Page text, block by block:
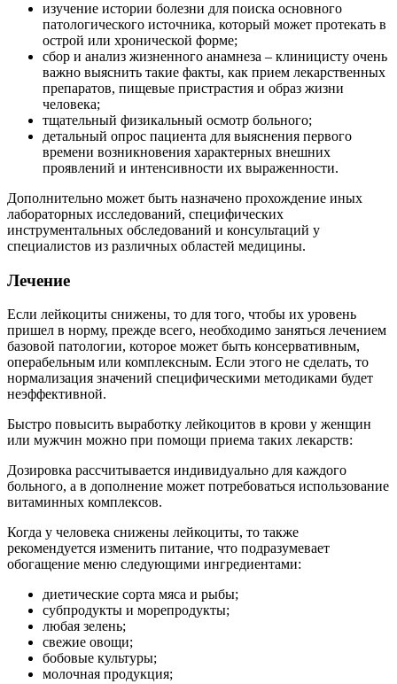
изучение истории болезни для поиска основного
патологического источника, который может протекать в
острой или хронической форме;
сбор и анализ жизненного анамнеза – клиницисту очень
важно выяснить такие факты, как прием лекарственных
препаратов, пищевые пристрастия и образ жизни
человека;
тщательный физикальный осмотр больного;
детальный опрос пациента для выяснения первого
времени возникновения характерных внешних
проявлений и интенсивности их выраженности.
Дополнительно может быть назначено прохождение иных
лабораторных исследований, специфических
инструментальных обследований и консультаций у
специалистов из различных областей медицины.
Лечение
Если лейкоциты снижены, то для того, чтобы их уровень
пришел в норму, прежде всего, необходимо заняться лечением
базовой патологии, которое может быть консервативным,
операбельным или комплексным. Если этого не сделать, то
нормализация значений специфическими методиками будет
неэффективной.
Быстро повысить выработку лейкоцитов в крови у женщин
или мужчин можно при помощи приема таких лекарств:
Дозировка рассчитывается индивидуально для каждого
больного, а в дополнение может потребоваться использование
витаминных комплексов.
Когда у человека снижены лейкоциты, то также
рекомендуется изменить питание, что подразумевает
обогащение меню следующими ингредиентами:
диетические сорта мяса и рыбы;
субпродукты и морепродукты;
любая зелень;
свежие овощи;
бобовые культуры;
молочная продукция;